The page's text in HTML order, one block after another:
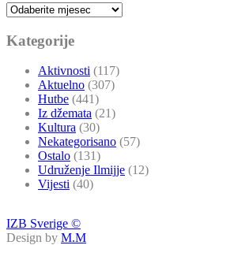
Arhive
Kategorije
Aktivnosti (117)
Aktuelno (307)
Hutbe (441)
Iz džemata (21)
Kultura (30)
Nekategorisano (57)
Ostalo (131)
Udruženje Ilmijje (12)
Vijesti (40)
IZB Sverige ©
Design by M.M